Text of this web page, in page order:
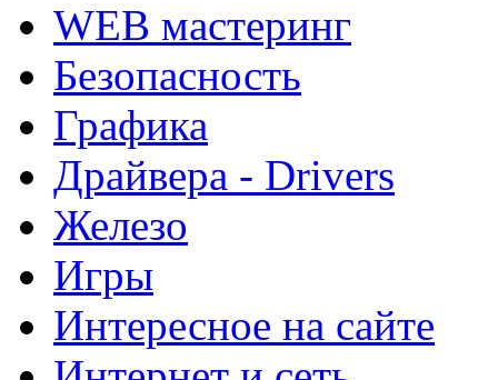
WEB мастеринг
Безопасность
Графика
Драйвера - Drivers
Железо
Игры
Интересное на сайте